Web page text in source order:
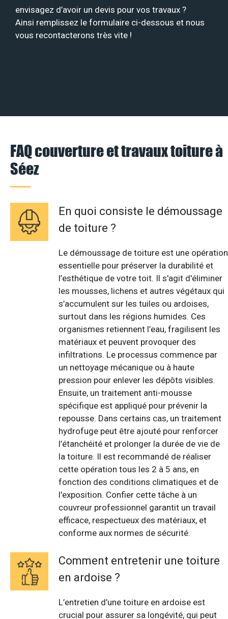
envisagez d’avoir un devis pour vos travaux ?
Ainsi remplissez le formulaire ci-dessous et nous
vous recontacterons très vite !
FAQ couverture et travaux toiture à
Séez
En quoi consiste le démoussage
de toiture ?
Le démoussage de toiture est une opération
essentielle pour préserver la durabilité et
l’esthétique de votre toit. Il s'agit d'éliminer
les mousses, lichens et autres végétaux qui
s’accumulent sur les tuiles ou ardoises,
surtout dans les régions humides. Ces
organismes retiennent l’eau, fragilisent les
matériaux et peuvent provoquer des
infiltrations. Le processus commence par
un nettoyage mécanique ou à haute
pression pour enlever les dépôts visibles.
Ensuite, un traitement anti-mousse
spécifique est appliqué pour prévenir la
repousse. Dans certains cas, un traitement
hydrofuge peut être ajouté pour renforcer
l’étanchéité et prolonger la durée de vie de
la toiture. Il est recommandé de réaliser
cette opération tous les 2 à 5 ans, en
fonction des conditions climatiques et de
l'exposition. Confier cette tâche à un
couvreur professionnel garantit un travail
efficace, respectueux des matériaux, et
conforme aux normes de sécurité.
Comment entretenir une toiture
en ardoise ?
L’entretien d’une toiture en ardoise est
crucial pour assurer sa longévité, qui peut